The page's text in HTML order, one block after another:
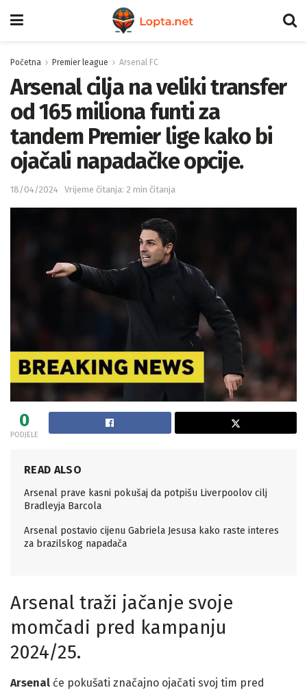
Početna Premier league Arsenal FC
Arsenal cilja na veliki transfer
od 165 miliona funti za
tandem Premier lige kako bi
ojačali napadačke opcije.
18/04/2024 Vrijeme čitanja: 2 min čitanja
0
PODJELE
READ ALSO
Arsenal prave kasni pokušaj da potpišu Liverpoolov cilj
Bradleyja Barcola
Arsenal postavio cijenu Gabriela Jesusa kako raste interes
za brazilskog napadača
Arsenal traži jačanje svoje
momčadi pred kampanju
2024/25.
Arsenal će pokušati značajno ojačati svoj tim pred